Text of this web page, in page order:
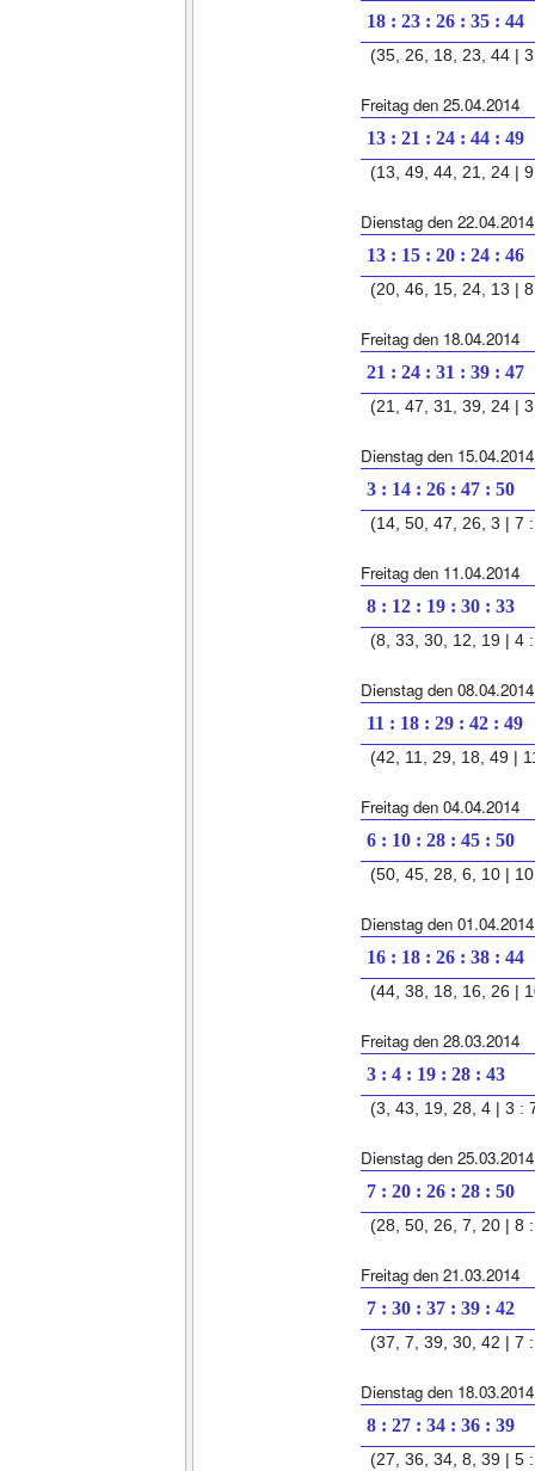
18 : 23 : 26 : 35 : 44
(35, 26, 18, 23, 44 |
Freitag den 25.04.2014
13 : 21 : 24 : 44 : 49
(13, 49, 44, 21, 24 |
Dienstag den 22.04.2014
13 : 15 : 20 : 24 : 46
(20, 46, 15, 24, 13 |
Freitag den 18.04.2014
21 : 24 : 31 : 39 : 47
(21, 47, 31, 39, 24 |
Dienstag den 15.04.2014
3 : 14 : 26 : 47 : 50
(14, 50, 47, 26, 3 | 7
Freitag den 11.04.2014
8 : 12 : 19 : 30 : 33
(8, 33, 30, 12, 19 | 4
Dienstag den 08.04.2014
11 : 18 : 29 : 42 : 49
(42, 11, 29, 18, 49 |
Freitag den 04.04.2014
6 : 10 : 28 : 45 : 50
(50, 45, 28, 6, 10 |
Dienstag den 01.04.2014
16 : 18 : 26 : 38 : 44
(44, 38, 18, 16, 26 |
Freitag den 28.03.2014
3 : 4 : 19 : 28 : 43
(3, 43, 19, 28, 4 | 3 :
Dienstag den 25.03.2014
7 : 20 : 26 : 28 : 50
(28, 50, 26, 7, 20 | 8
Freitag den 21.03.2014
7 : 30 : 37 : 39 : 42
(37, 7, 39, 30, 42 | 7
Dienstag den 18.03.2014
8 : 27 : 34 : 36 : 39
(27, 36, 34, 8, 39 | 5